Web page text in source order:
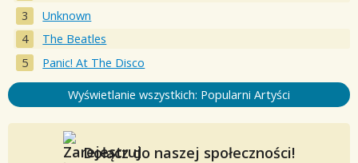
Unknown
The Beatles
Panic! At The Disco
Wyświetlanie wszystkich: Popularni Artyści
Dołącz do naszej społeczności!